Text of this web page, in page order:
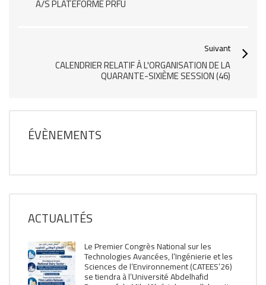
A/S PLATEFORME PRFU
Suivant
CALENDRIER RELATIF À L'ORGANISATION DE LA
QUARANTE-SIXIÈME SESSION (46)
ÉVÈNEMENTS
ACTUALITÉS
Le Premier Congrès National sur les
Technologies Avancées, l’Ingénierie et les
Sciences de l’Environnement (CATEES’26)
se tiendra à l’Université Abdelhafid